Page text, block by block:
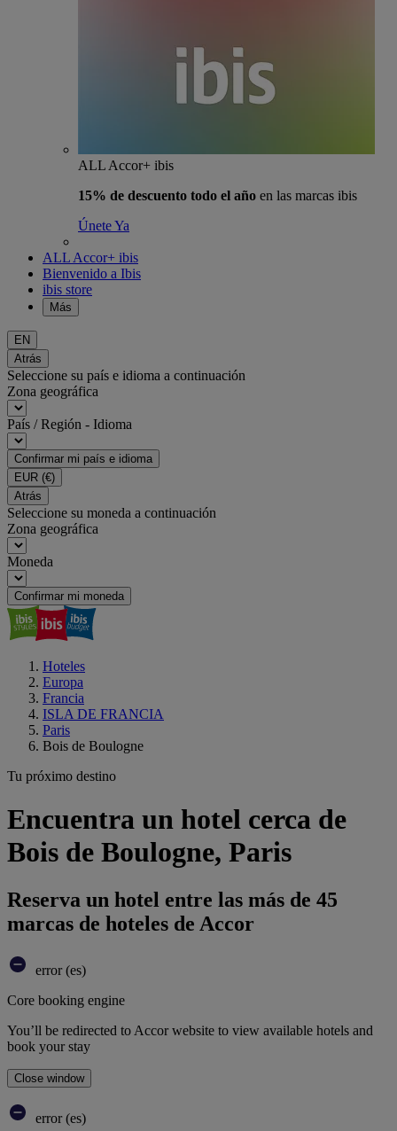
ALL Accor+ ibis
15% de descuento todo el año en las marcas ibis
Únete Ya
ALL Accor+ ibis
Bienvenido a Ibis
ibis store
Más
EN
Atrás
Seleccione su país e idioma a continuación
Zona geográfica
País / Región - Idioma
Confirmar mi país e idioma
EUR (€)
Atrás
Seleccione su moneda a continuación
Zona geográfica
Moneda
Confirmar mi moneda
Hoteles
Europa
Francia
ISLA DE FRANCIA
Paris
Bois de Boulogne
Tu próximo destino
Encuentra un hotel cerca de
Bois de Boulogne, Paris
Reserva un hotel entre las más de 45
marcas de hoteles de Accor
error (es)
Core booking engine
You’ll be redirected to Accor website to view available hotels and
book your stay
Close window
error (es)